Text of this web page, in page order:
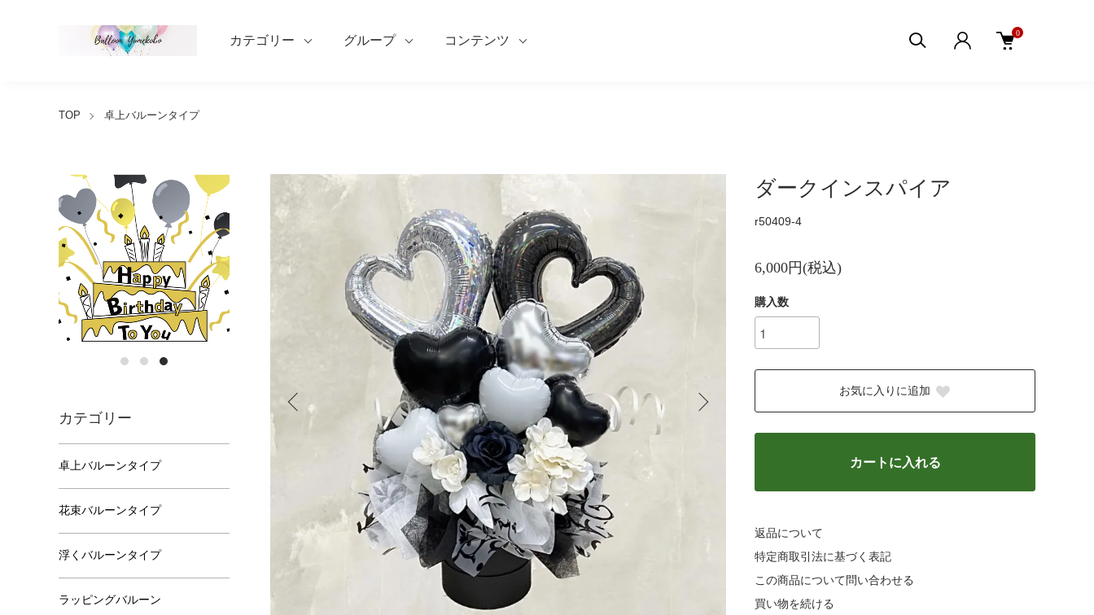
カテゴリー グループ コンテンツ
0
TOP 卓上バルーンタイプ
ダークインスパイア
r50409-4
6,000円(税込)
購入数
お気に入りに追加
カートに入れる
返品について
特定商取引法に基づく表記
この商品について問い合わせる
買い物を続ける
カテゴリー
卓上バルーンタイプ
花束バルーンタイプ
浮くバルーンタイプ
ラッピングバルーン